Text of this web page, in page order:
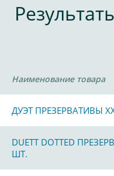
Наименование товара
ДУЭТ ПРЕЗЕРВАТИВЫ
DUETT DOTTED
ШТ.